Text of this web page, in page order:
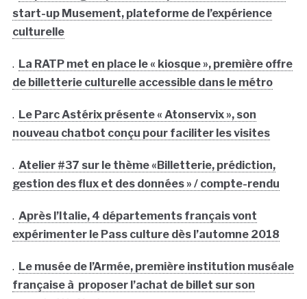
start-up Musement, plateforme de l’expérience
culturelle
. La RATP met en place le « kiosque », première offre
de billetterie culturelle accessible dans le métro
. Le Parc Astérix présente « Atonservix », son
nouveau chatbot conçu pour faciliter les visites
. Atelier #37 sur le thème «Billetterie, prédiction,
gestion des flux et des données » / compte-rendu
. Après l’Italie, 4 départements français vont
expérimenter le Pass culture dès l’automne 2018
. Le musée de l’Armée, première institution muséale
française à proposer l’achat de billet sur son